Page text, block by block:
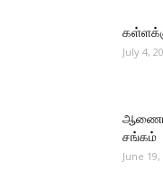
July 4,
சங்கம்
June 19,